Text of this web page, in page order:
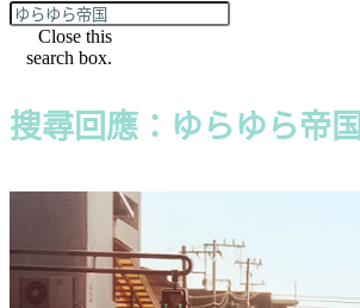
Close this
search box.
搜尋回應：ゆらゆら帝国